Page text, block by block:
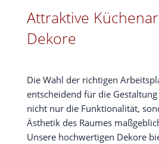
Attraktive
Dekore
Die Wahl der rich­ti­gen
ent­schei­dend für die
nicht nur die Funk­tio­na­li­tät,
Ästhe­tik des Rau­mes
Unse­re hoch­wer­ti­gen Deko­re